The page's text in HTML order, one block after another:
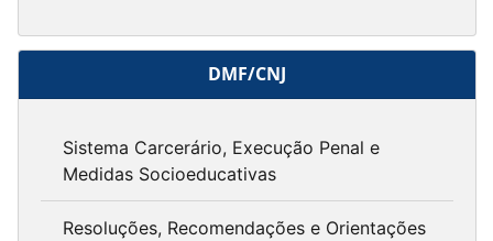
DMF/CNJ
Sistema Carcerário, Execução Penal e
Medidas Socioeducativas
Resoluções, Recomendações e Orientações